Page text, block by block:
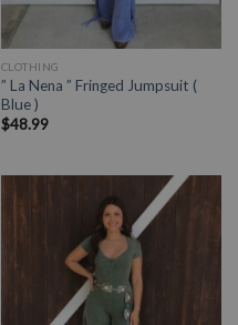
CLOTHING
” La Nena ” Fringed Jumpsuit (
Blue )
$48.99